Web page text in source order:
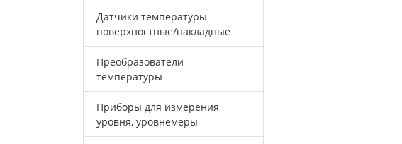
Датчики температуры
поверхностные/накладные
Преобразователи
температуры
Приборы для измерения
уровня, уровнемеры